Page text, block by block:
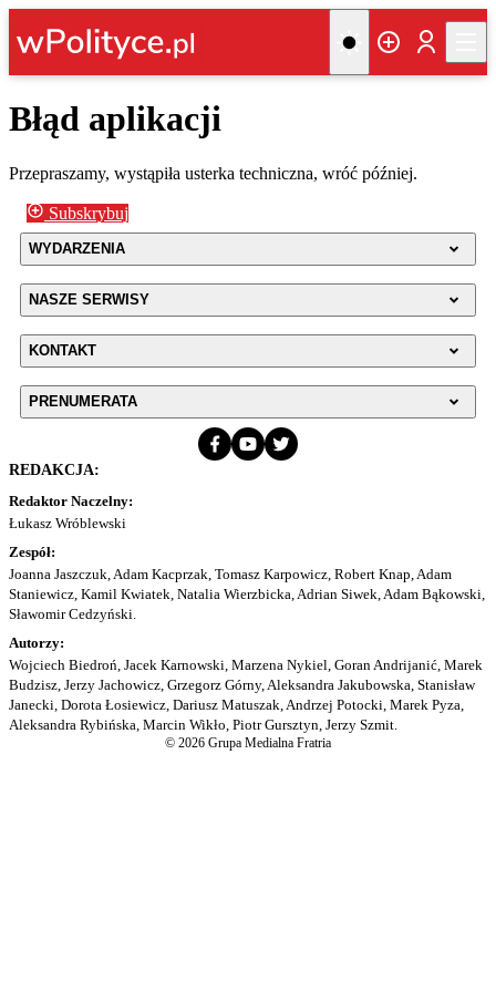
Błąd aplikacji
Przepraszamy, wystąpiła usterka techniczna, wróć później.
Subskrybuj
WYDARZENIA
NASZE SERWISY
KONTAKT
PRENUMERATA
REDAKCJA:
Redaktor Naczelny:
Łukasz Wróblewski
Zespół:
Joanna Jaszczuk, Adam Kacprzak, Tomasz Karpowicz, Robert Knap, Adam
Staniewicz, Kamil Kwiatek, Natalia Wierzbicka, Adrian Siwek, Adam Bąkowski,
Sławomir Cedzyński.
Autorzy:
Wojciech Biedroń, Jacek Karnowski, Marzena Nykiel, Goran Andrijanić, Marek
Budzisz, Jerzy Jachowicz, Grzegorz Górny, Aleksandra Jakubowska, Stanisław
Janecki, Dorota Łosiewicz, Dariusz Matuszak, Andrzej Potocki, Marek Pyza,
Aleksandra Rybińska, Marcin Wikło, Piotr Gursztyn, Jerzy Szmit.
© 2026 Grupa Medialna Fratria